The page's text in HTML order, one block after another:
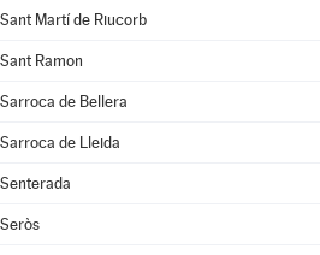
Sant Martí de Riucorb
Sant Ramon
Sarroca de Bellera
Sarroca de Lleida
Senterada
Seròs